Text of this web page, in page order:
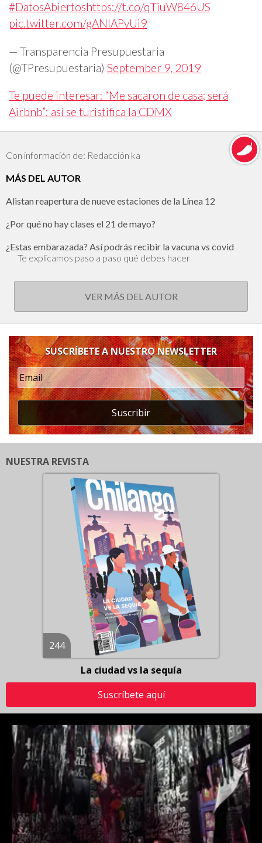
#DatosAbiertoshttps://t.co/qTiuW846US
pic.twitter.com/gANIAPvUi9
— Transparencia Presupuestaria
(@TPresupuestaria) September 9, 2019
Te puede interesar: “Me sacaron de casa; será
Airbnb”: así se turistifica la CDMX
Con información de: Redacción ka
MÁS DEL AUTOR
Alistan reapertura de nueve estaciones de la Línea 12
¿Por qué no hay clases el 21 de mayo?
¿Estas embarazada? Así podrás recibir la vacuna vs covid
Te explicamos paso a paso qué debes hacer
VER MÁS DEL AUTOR
SUSCRÍBETE A NUESTRO NEWSLETTER
Suscribir
NUESTRA REVISTA
244
La ciudad vs la sequía
Suscríbete aquí